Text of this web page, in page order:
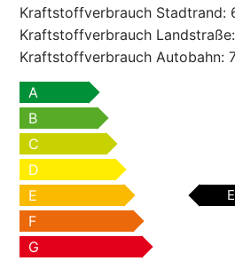
Kraftstoffverbrauch Stadtrand:
Kraftstoffverbrauch Landstraße:
Kraftstoffverbrauch Autobahn:
A
B
C
D
E
E
F
G